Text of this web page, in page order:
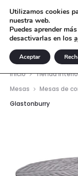
Inicio Tienda
Mesas
Mesas de
Glastonburry
Utilizamos cookies
nuestra web.
Puedes aprender
desactivarlas en los
Aceptar